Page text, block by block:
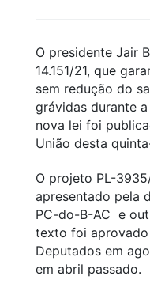
O presidente Jair
14.151/21, que
sem redução do
grávidas durante
nova lei foi
União desta
O projeto PL-
apresentado pela
PC-do-B-AC e
texto foi
Deputados em
em abril passado.